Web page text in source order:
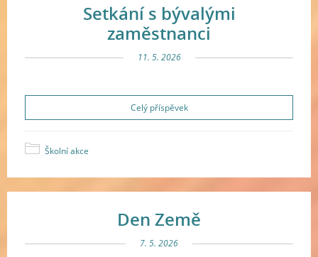
Setkání s bývalými
zaměstnanci
11. 5. 2026
Celý příspěvek
Školní akce
Den Země
7. 5. 2026